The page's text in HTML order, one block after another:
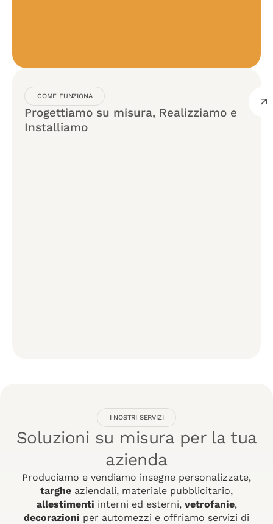
COME FUNZIONA
Progettiamo su misura, Realizziamo e
Installiamo
I NOSTRI SERVIZI
Soluzioni su misura per la tua
azienda
Produciamo e vendiamo insegne personalizzate,
targhe aziendali, materiale pubblicitario,
allestimenti interni ed esterni, vetrofanie,
decorazioni per automezzi e offriamo servizi di